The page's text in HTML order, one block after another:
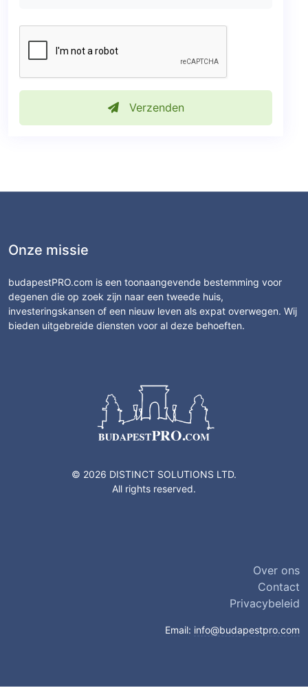
Verzenden
Onze missie
budapestPRO.com is een toonaangevende bestemming voor
degenen die op zoek zijn naar een tweede huis,
investeringskansen of een nieuw leven als expat overwegen. Wij
bieden uitgebreide diensten voor al deze behoeften.
© 2026 DISTINCT SOLUTIONS LTD.
All rights reserved.
Over ons
Contact
Privacybeleid
Email: info@budapestpro.com